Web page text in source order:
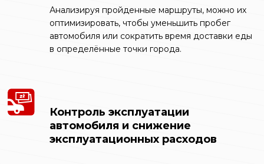
Анализируя пройденные маршруты, можно их
оптимизировать, чтобы уменьшить пробег
автомобиля или сократить время доставки еды
в определённые точки города.
Контроль эксплуатации
автомобиля и снижение
эксплуатационных расходов